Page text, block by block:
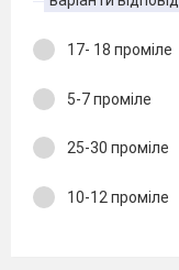
17- 18 проміле
5-7 проміле
25-30 проміле
10-12 проміле